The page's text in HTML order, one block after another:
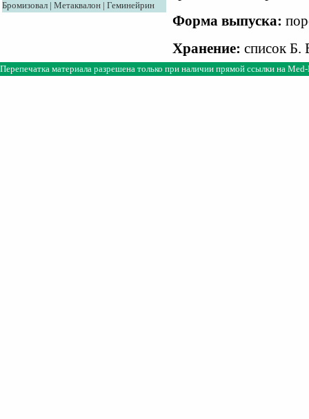
Бромизовал | Метаквалон | Геминейрин
Форма выпуска:
Хранение: список Б.
Перепечатка материала разрешена только при наличии прямой ссылки на